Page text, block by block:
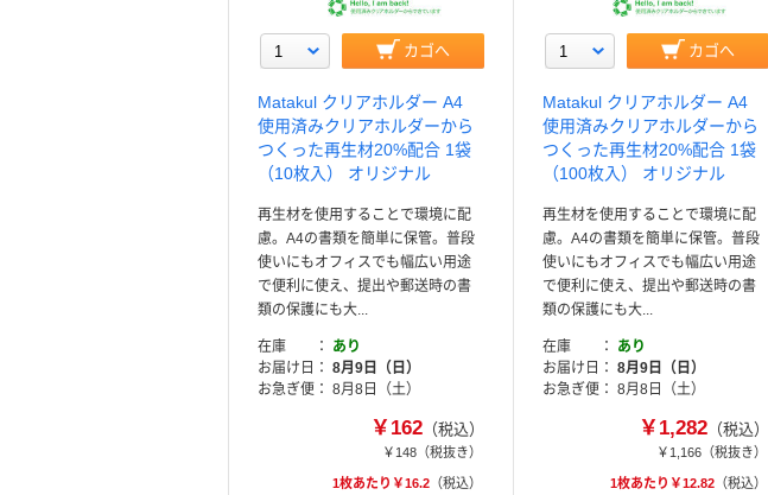
カゴへ
Matakul クリアホルダー A4
使用済みクリアホルダーから
つくった再生材20%配合 1袋
（10枚入） オリジナル
再生材を使用することで環境に配
慮。A4の書類を簡単に保管。普段
使いにもオフィスでも幅広い用途
で便利に使え、提出や郵送時の書
類の保護にも大...
在庫
あり
お届け日
8月9日（日）
お急ぎ便
8月8日（土）
￥162（税込）
￥148（税抜き）
1枚あたり￥16.2（税込）
カゴへ
Matakul クリアホルダー A4
使用済みクリアホルダーから
つくった再生材20%配合 1袋
（100枚入） オリジナル
再生材を使用することで環境に配
慮。A4の書類を簡単に保管。普段
使いにもオフィスでも幅広い用途
で便利に使え、提出や郵送時の書
類の保護にも大...
在庫
あり
お届け日
8月9日（日）
お急ぎ便
8月8日（土）
￥1,282（税込）
￥1,166（税抜き）
1枚あたり￥12.82（税込）